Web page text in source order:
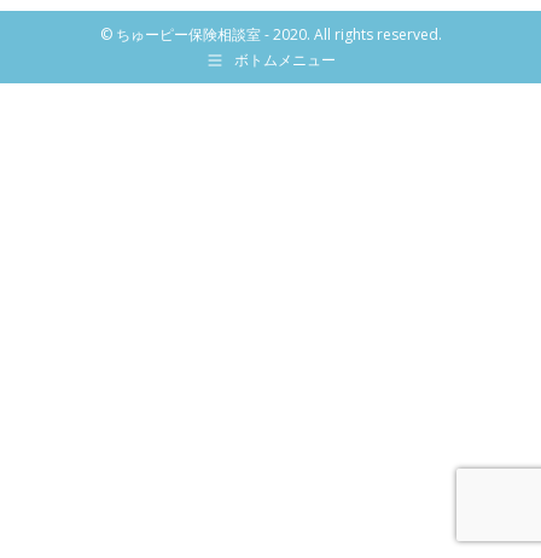
© ちゅーピー保険相談室 - 2020. All rights reserved.
ボトムメニュー